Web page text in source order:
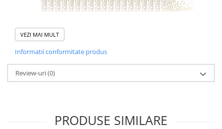
VEZI MAI MULT
Informatii conformitate produs
Review-uri(0)
PRODUSE SIMILARE